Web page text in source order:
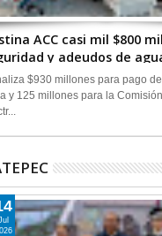
ACC casi mil $800
y adeudos de
$930 millones para pago
y 125 millones para la